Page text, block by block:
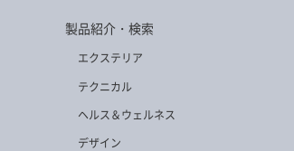
製品紹介・検索
エクステリア
テクニカル
ヘルス＆ウェルネス
デザイン